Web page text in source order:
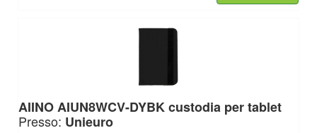
AIINOAIUN8WCV-DYBK custodia per tablet
Presso: Unieuro